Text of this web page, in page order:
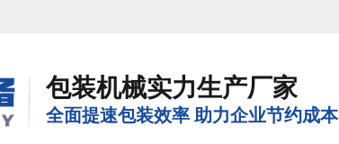
包装机械实力生产厂家
全面提速包装效率 助力企业节约成本